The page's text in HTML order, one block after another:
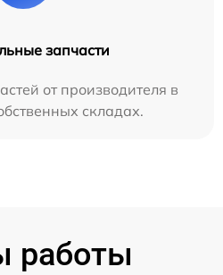
запчасти
от производителя в
складах.
работы